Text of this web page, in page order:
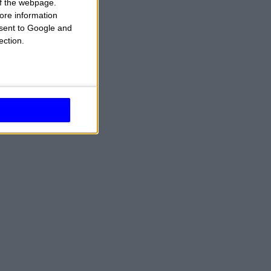
webpage.
information
to Google and